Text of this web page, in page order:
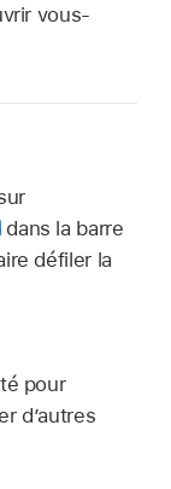
vous-
dans la barre
défiler la
pour
d’autres